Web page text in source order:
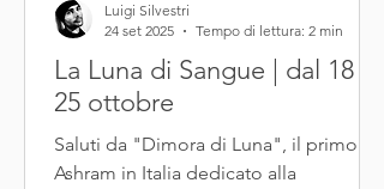
La Luna di Sangue | dal 18 al
25 ottobre
Saluti da "Dimora di Luna", il primo
Ashram in Italia dedicato alla
Luigi Silvestri
24 set 2025
Tempo di lettura: 2 min